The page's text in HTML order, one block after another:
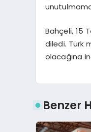
Bahçeli, 15
diledi. Türk
olacağına
Benzer